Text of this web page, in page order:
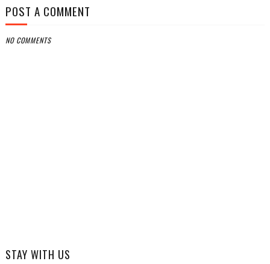
POST A COMMENT
NO COMMENTS
STAY WITH US